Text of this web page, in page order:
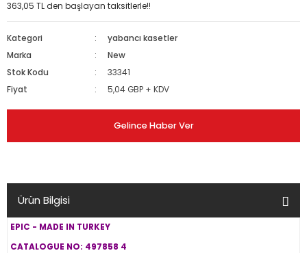
363,05 TL den başlayan taksitlerle!!
Kategori
yabancı kasetler
Marka
New
Stok Kodu
33341
Fiyat
5,04 GBP + KDV
Gelince Haber Ver
Ürün Bilgisi
EPIC - MADE IN TURKEY
CATALOGUE NO: 497858 4